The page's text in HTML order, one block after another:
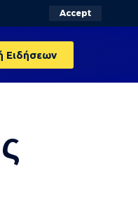
Accept
Ειδήσεων